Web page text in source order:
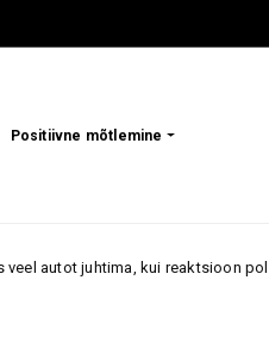
Positiivne mõtlemine
kui reaktsioon pole enam endine?